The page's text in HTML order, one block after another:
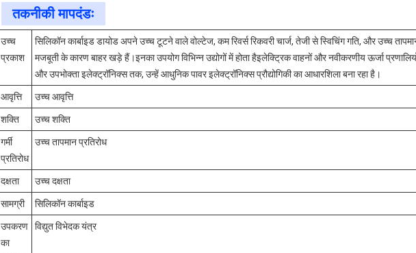
तकनीकी मापदंडः
उच्च
प्रकाश
सिलिकॉन कार्बाइड डायोड अपने उच्च टूटने वाले वोल्टेज, कम रिवर्स रिकवरी चार्ज, तेजी से स्विचिंग गति, और उच्च
मजबूती के कारण बाहर खड़े हैं।इनका उपयोग विभिन्न उद्योगों में होता हैइलेक्ट्रिक वाहनों और नवीकरणीय ऊर्जा
और उपभोक्ता इलेक्ट्रॉनिक्स तक, उन्हें आधुनिक पावर इलेक्ट्रॉनिक्स प्रौद्योगिकी का आधारशिला बना रहा है।
आवृत्ति उच्च आवृत्ति
शक्ति उच्च शक्ति
गर्मी
प्रतिरोध
उच्च तापमान प्रतिरोध
दक्षता उच्च दक्षता
सामग्री सिलिकॉन कार्बाइड
उपकरण
का
विद्युत विभेदक यंत्र